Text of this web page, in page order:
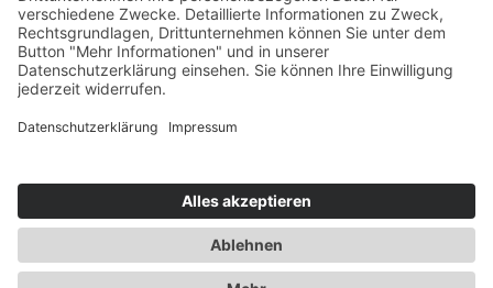
Starten wir Ihr Projekt
Jetzt Anfrage schicken.